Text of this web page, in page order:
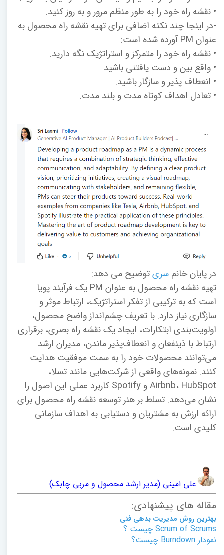
• نقشه راه خود را به طور منظم مرور و به روز کنید.
-در اینجا چند نکته اضافی برای تهیه نقشه راه محصول به
عنوان PM آورده شده است:
• نقشه راه خود را متمرکز و استراتژیک نگه دارید.
• واقع بین و دست یافتنی باشید
• انعطاف پذیر و سازگار باشید.
• تعادل اهداف کوتاه مدت و بلند مدت.
در پایان خانم سریتوضیح می دهد:
تهیه نقشه راه محصول به عنوان PM یک فرآیند پویا
است که به ترکیبی از تفکر استراتژیک، ارتباط موثر و
سازگاری نیاز دارد. با تعریف چشم‌انداز واضح محصول،
اولویت‌بندی ابتکارات، ایجاد یک نقشه راه بصری، برقراری
ارتباط با ذینفعان و انعطاف‌پذیر ماندن، مدیران ارشد
می‌توانند محصولات خود را به سمت موفقیت هدایت
کنند. نمونه‌های واقعی از شرکت‌هایی مانند تسلا،
Airbnb، HubSpot و Spotify کاربرد عملی این اصول را
نشان می‌دهد. تسلط بر هنر توسعه نقشه راه محصول برای
ارائه ارزش به مشتریان و دستیابی به اهداف سازمانی
کلیدی است.
علی امینی (مدیر ارشد محصول و مربی چابک)
مقاله های پیشنهادی:
بهترین روش مدیریت بدهی فنی
Scrum of Scrums چیست ؟
نمودار Burndown چیست؟